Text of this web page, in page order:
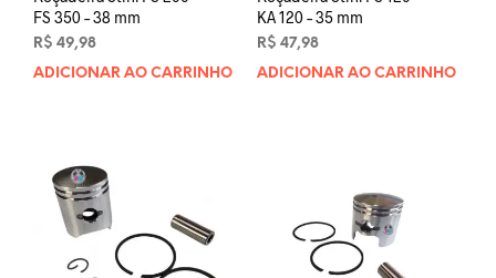
FS 350 – 38 mm
R$ 49,98
ADICIONAR AO CARRINHO
KA 120 – 35 mm
R$ 47,98
ADICIONAR AO CARRINHO